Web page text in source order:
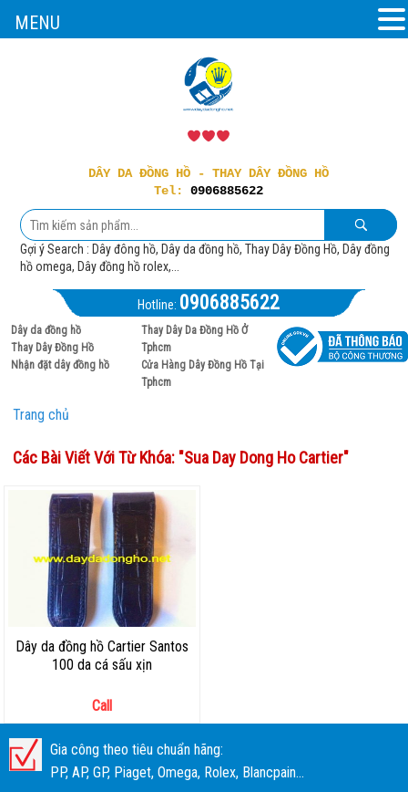
DÂY DA ĐỒNG HỒ - THAY DÂY ĐỒNG HỒ
Tel: 0906885622
Gợi ý Search : Dây đông hồ, Dây da đồng hồ, Thay Dây Đồng Hồ, Dây đồng
hồ omega, Dây đồng hồ rolex,...
Hotline: 0906885622
Dây da đồng hồ
Thay Dây Đồng Hồ
Nhận đặt dây đồng hồ
Thay Dây Da Đồng Hồ Ở
Tphcm
Cửa Hàng Dây Đồng Hồ Tại
Tphcm
Trang chủ
Các Bài Viết Với Từ Khóa: "Sua Day Dong Ho Cartier"
Dây da đồng hồ Cartier Santos
100 da cá sấu xịn
Call
Gia công theo tiêu chuẩn hãng:
PP, AP, GP, Piaget, Omega, Rolex, Blancpain...
MENU